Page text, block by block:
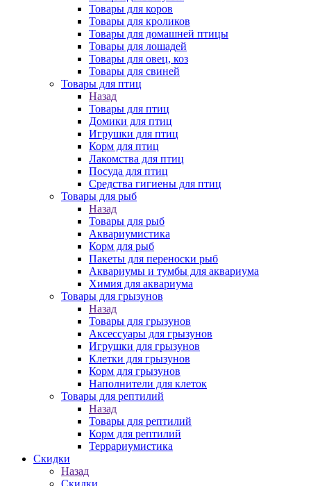
Товары для коров
Товары для кроликов
Товары для домашней птицы
Товары для лошадей
Товары для овец, коз
Товары для свиней
Товары для птиц
Назад
Товары для птиц
Домики для птиц
Игрушки для птиц
Корм для птиц
Лакомства для птиц
Посуда для птиц
Средства гигиены для птиц
Товары для рыб
Назад
Товары для рыб
Аквариумистика
Корм для рыб
Пакеты для переноски рыб
Аквариумы и тумбы для аквариума
Химия для аквариума
Товары для грызунов
Назад
Товары для грызунов
Аксессуары для грызунов
Игрушки для грызунов
Клетки для грызунов
Корм для грызунов
Наполнители для клеток
Товары для рептилий
Назад
Товары для рептилий
Корм для рептилий
Террариумистика
Скидки
Назад
Скидки